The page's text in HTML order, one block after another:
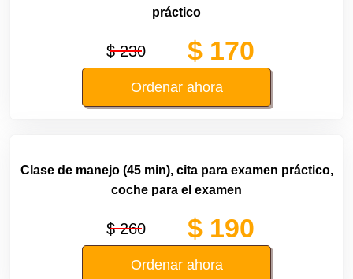
práctico
$ 230 $ 170
Ordenar ahora
Clase de manejo (45 min), cita para examen práctico,
coche para el examen
$ 260 $ 190
Ordenar ahora